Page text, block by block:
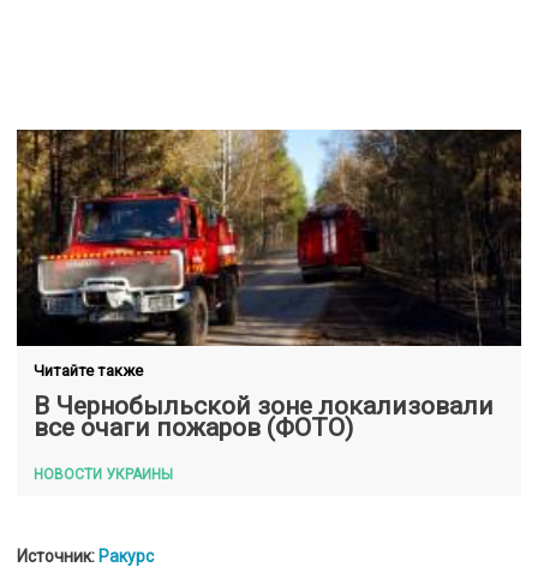
Читайте также
В Чернобыльской зоне локализовали
все очаги пожаров (ФОТО)
НОВОСТИ УКРАИНЫ
Источник: Ракурс